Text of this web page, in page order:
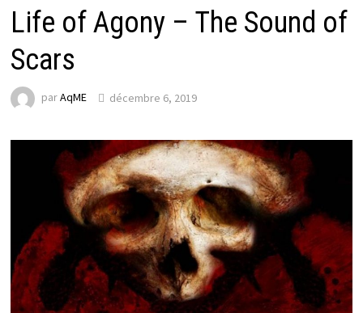
Life of Agony – The Sound of
Scars
parAqME décembre 6, 2019